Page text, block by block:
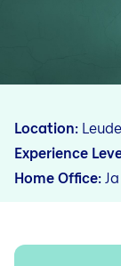
Location
Experience
Home OfficeJa